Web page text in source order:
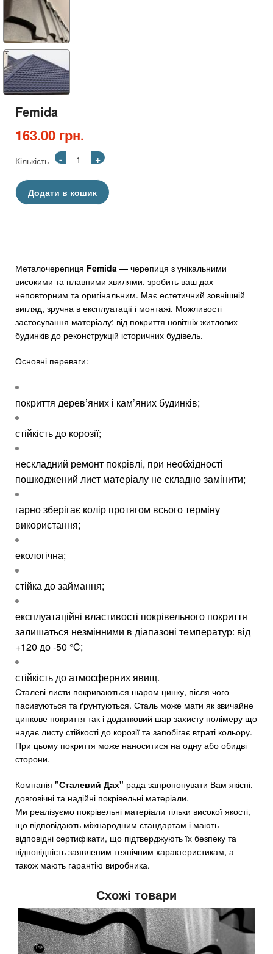
Femida
163.00 грн.
Кількість - +
Додати в кошик
Металочерепиця Femida — черепиця з унікальними
високими та плавними хвилями, зробить ваш дах
неповторним та оригінальним. Має естетичний зовнішній
вигляд, зручна в експлуатації і монтажі. Можливості
застосування матеріалу: від покриття новітніх житлових
будинків до реконструкцій історичних будівель.
Основні переваги:
покриття дерев’яних і кам’яних будинків;
стійкість до корозії;
нескладний ремонт покрівлі, при необхідності
пошкоджений лист матеріалу не складно замінити;
гарно зберігає колір протягом всього терміну
використання;
екологічна;
стійка до займання;
експлуатаційні властивості покрівельного покриття
залишаться незмінними в діапазоні температур: від
+120 до -50 °C;
стійкість до атмосферних явищ.
Сталеві листи покриваються шаром цинку, після чого
пасивуються та ґрунтуються. Сталь може мати як звичайне
цинкове покриття так і додатковий шар захисту полімеру що
надає листу стійкості до корозії та запобігає втраті кольору.
При цьому покриття може наноситися на одну або обидві
сторони.
Компанія "Сталевий Дах" рада запропонувати Вам якісні,
довговічні та надійні покрівельні матеріали.
Ми реалізуємо покрівельні матеріали тільки високої якості,
що відповідають міжнародним стандартам і мають
відповідні сертифікати, що підтверджують їх безпеку та
відповідність заявленим технічним характеристикам, а
також мають гарантію виробника.
Схожі товари